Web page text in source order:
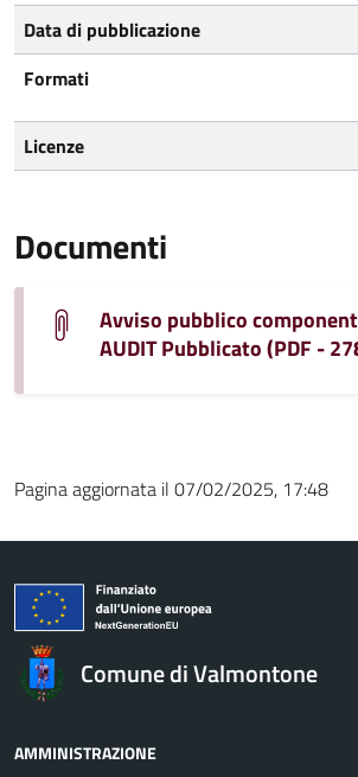
Data di pubblicazione
Formati
Licenze
Documenti
Avviso pubblico
AUDIT Pubblicato (PDF -
Pagina aggiornata il 07/02/2025, 17:48
Comune di Valmontone
AMMINISTRAZIONE